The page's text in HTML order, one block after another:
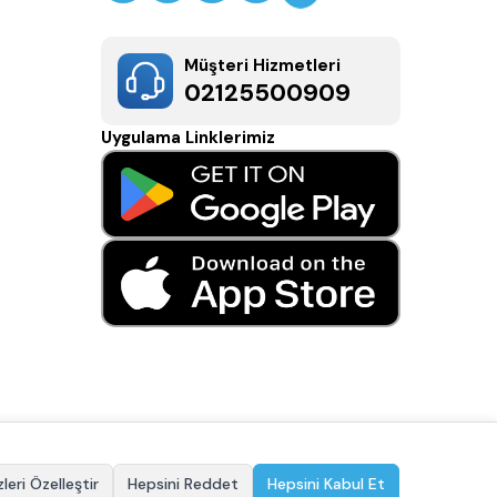
Müşteri Hizmetleri
02125500909
Uygulama Linklerimiz
Özelleştir Hepsini Reddet Hepsini Kabul Et